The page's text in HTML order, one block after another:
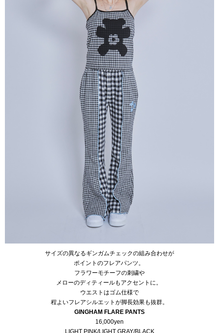
サイズの異なるギンガムチェックの組み合わせが
ポイントのフレアパンツ。
フラワーモチーフの刺繍や
メローのディティールもアクセントに。
ウエストはゴム仕様で
程よいフレアシルエットが脚長効果も抜群。
GINGHAM FLARE PANTS
16,000yen
LIGHT PINK/LIGHT GRAY/BLACK